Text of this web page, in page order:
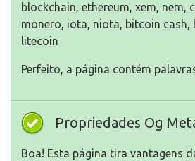
blockchain, ethereum, xem, nem,
monero, iota, niota, bitcoin cash,
litecoin
Perfeito, a página contém
Propriedades Og
Boa! Esta página tira vantagens